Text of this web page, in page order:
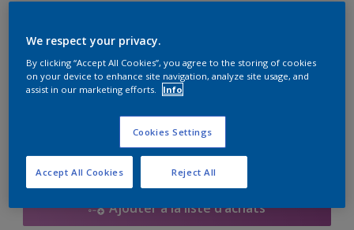
Quantité Calculateur de peinture
Ajouter à la liste d’achats
We respect your privacy.
By clicking “Accept All Cookies”, you agree to the storing of cookies
on your device to enhance site navigation, analyze site usage, and
assist in our marketing efforts.
Info
Cookies Settings
Reject All
Accept All Cookies